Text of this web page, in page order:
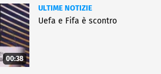
00:38
ULTIME NOTIZIE
Uefa e Fifa è scontro